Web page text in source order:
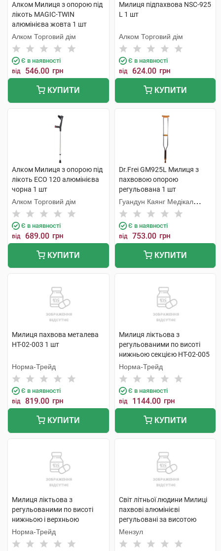
Алком Милиця з опорою під
лікоть MAGIC-TWIN
алюмінієва жовта 1 шт
Алком Торговий дім
Є в наявності
від 546.00 грн
КУПИТИ
Милиця підпахвова NSC-925
L 1 шт
Алком Торговий дім
Є в наявності
від 624.00 грн
КУПИТИ
Алком Милиця з опорою під
лікоть ECO 120 алюмінієва
чорна 1 шт
Алком Торговий дім
Є в наявності
від 689.00 грн
КУПИТИ
Dr.Frei GM925L Милиця з
пахвовою опорою
регульована 1 шт
Гуандун Каянг Медікал
Технолоджі
Є в наявності
від 753.00 грн
КУПИТИ
Милиця пахвова металева
НТ-02-003 1 шт
Норма-Трейд
Є в наявності
від 819.00 грн
КУПИТИ
Милиця ліктьова з
регульованими по висоті
нижньою секцією НТ-02-005
1 шт
Норма-Трейд
Є в наявності
від 1144.00 грн
КУПИТИ
Милиця ліктьова з
регульованими по висоті
нижньою і верхньою
секціями НТ-02-008 1 шт
Норма-Трейд
Світ літньої людини Милиці
пахвові алюмінієві
регульовані за висотою
двостійкові з м'якими
опорами розмір M
KJT906BM 1 пара
Мензул